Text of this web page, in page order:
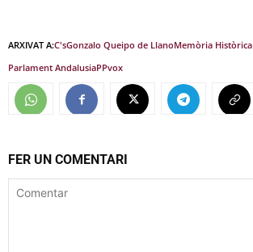
ARXIVAT A:C'sGonzalo Queipo de LlanoMemòria Històrica
Parlament AndalusiaPPvox
FER UN COMENTARI